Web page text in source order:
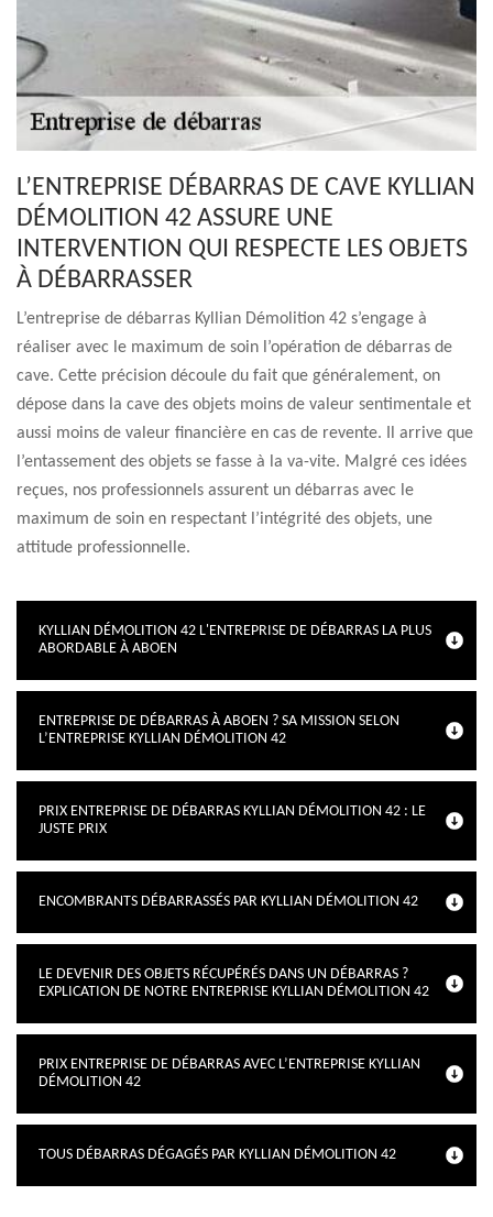
L’ENTREPRISE DÉBARRAS DE CAVE KYLLIAN
DÉMOLITION 42 ASSURE UNE
INTERVENTION QUI RESPECTE LES OBJETS
À DÉBARRASSER
L’entreprise de débarras Kyllian Démolition 42 s’engage à
réaliser avec le maximum de soin l’opération de débarras de
cave. Cette précision découle du fait que généralement, on
dépose dans la cave des objets moins de valeur sentimentale et
aussi moins de valeur financière en cas de revente. Il arrive que
l’entassement des objets se fasse à la va-vite. Malgré ces idées
reçues, nos professionnels assurent un débarras avec le
maximum de soin en respectant l’intégrité des objets, une
attitude professionnelle.
KYLLIAN DÉMOLITION 42 L'ENTREPRISE DE DÉBARRAS LA PLUS
ABORDABLE À ABOEN
ENTREPRISE DE DÉBARRAS À ABOEN ? SA MISSION SELON
L’ENTREPRISE KYLLIAN DÉMOLITION 42
PRIX ENTREPRISE DE DÉBARRAS KYLLIAN DÉMOLITION 42 : LE
JUSTE PRIX
ENCOMBRANTS DÉBARRASSÉS PAR KYLLIAN DÉMOLITION 42
LE DEVENIR DES OBJETS RÉCUPÉRÉS DANS UN DÉBARRAS ?
EXPLICATION DE NOTRE ENTREPRISE KYLLIAN DÉMOLITION 42
PRIX ENTREPRISE DE DÉBARRAS AVEC L’ENTREPRISE KYLLIAN
DÉMOLITION 42
TOUS DÉBARRAS DÉGAGÉS PAR KYLLIAN DÉMOLITION 42